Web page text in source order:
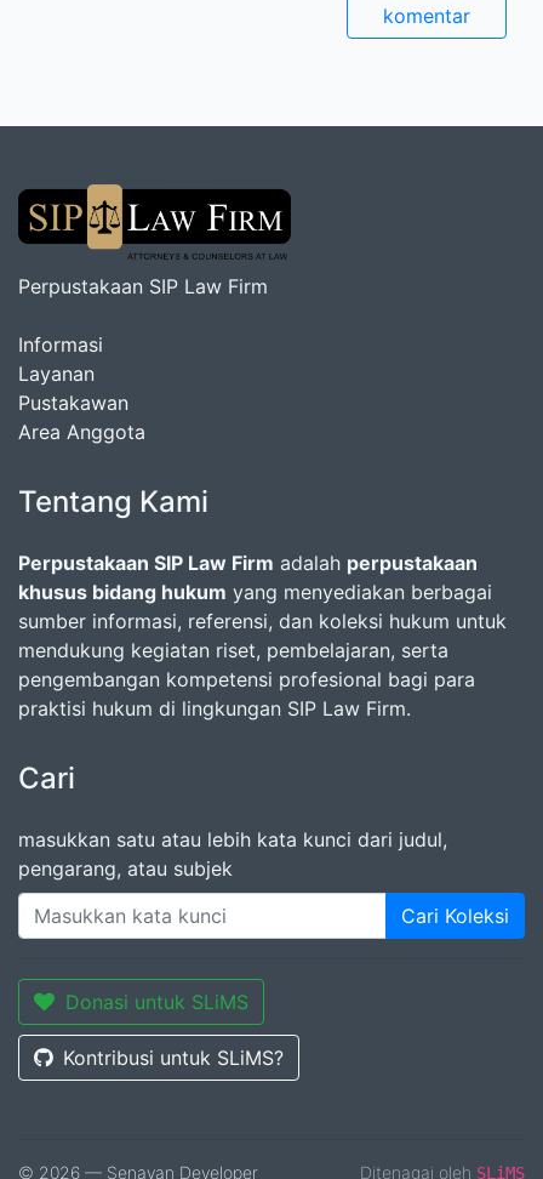
komentar
Perpustakaan SIP Law Firm
Informasi
Layanan
Pustakawan
Area Anggota
Tentang Kami
Perpustakaan SIP Law Firm adalah perpustakaan
khusus bidang hukum yang menyediakan berbagai
sumber informasi, referensi, dan koleksi hukum untuk
mendukung kegiatan riset, pembelajaran, serta
pengembangan kompetensi profesional bagi para
praktisi hukum di lingkungan SIP Law Firm.
Cari
masukkan satu atau lebih kata kunci dari judul,
pengarang, atau subjek
Cari Koleksi
Donasi untuk SLiMS
Kontribusi untuk SLiMS?
© 2026 — Senayan Developer Ditenagai oleh SLiMS